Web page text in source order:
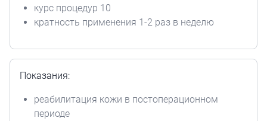
курс процедур 10
кратность применения 1-2 раз в неделю
Показания:
реабилитация кожи в постоперационном
периоде